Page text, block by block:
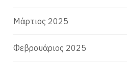
Μάρτιος 2025
Φεβρουάριος 2025